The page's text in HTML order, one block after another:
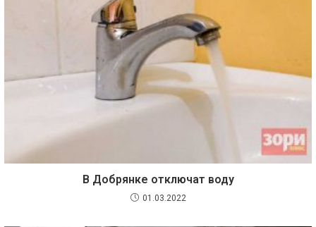
В Добрянке отключат воду
01.03.2022